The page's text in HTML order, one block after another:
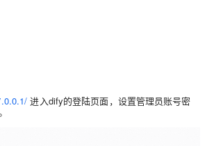
进入dify的登陆页面，设置管理员账号密